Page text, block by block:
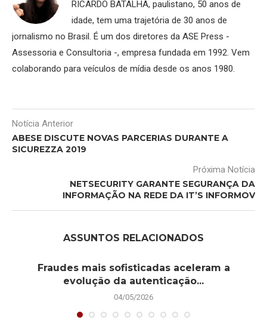
RICARDO BATALHA, paulistano, 50 anos de
idade, tem uma trajetória de 30 anos de
jornalismo no Brasil. É um dos diretores da ASE Press -
Assessoria e Consultoria -, empresa fundada em 1992. Vem
colaborando para veículos de mídia desde os anos 1980.
Notícia Anterior
ABESE DISCUTE NOVAS PARCERIAS DURANTE A
SICUREZZA 2019
Próxima Notícia
NETSECURITY GARANTE SEGURANÇA DA
INFORMAÇÃO NA REDE DA IT’S INFORMOV
ASSUNTOS RELACIONADOS
Fraudes mais sofisticadas aceleram a
evolução da autenticação...
04/05/2026